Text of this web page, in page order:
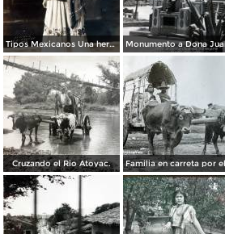
Tipos Mexicanos Una hermosa Tehuana en traje tipico. ( Circulada el 6 de Junio de 1928 ).
Cruzando el Rio Atoyac.